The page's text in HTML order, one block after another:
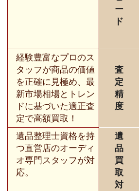
ー
ド
経験豊富なプロのス
タッフが商品の価値
を正確に見極め、最
新市場相場とトレン
ドに基づいた適正査
定で高額買取！
査
定
精
度
遺品整理士資格を持
つ直営店のオーディ
オ専門スタッフが対
応。
遺
品
買
取
対